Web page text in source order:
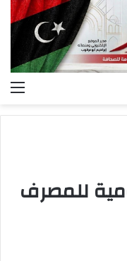
للمصرف